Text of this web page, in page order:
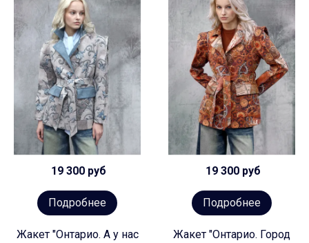
19 300 руб
Подробнее
Жакет "Онтарио. А у нас
19 300 руб
Подробнее
Жакет "Онтарио. Город